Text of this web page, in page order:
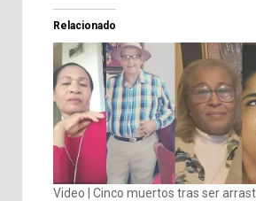
Relacionado
Video | Cinco muertos tras ser